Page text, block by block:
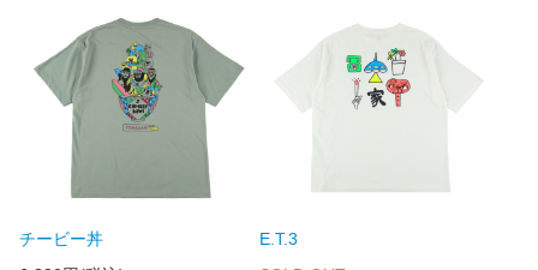
チービー丼
E.T.3